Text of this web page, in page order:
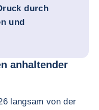
durch
und
anhaltender
langsam von der